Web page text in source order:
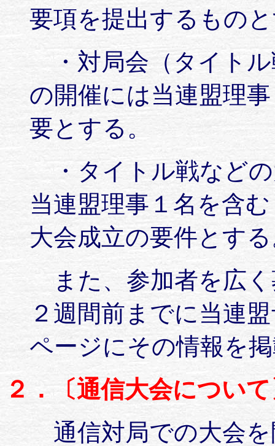
要項を提出するもの
・対局会（タイト
の開催には当連盟理
要とする。
・タイトル戦など
当連盟理事１名を含
大会成立の要件とす
また、参加者を広
２週間前までに当連
ページにその情報を
２．〔通信大会につい
通信対局での大会